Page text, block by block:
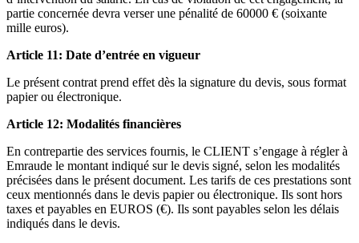
partie concernée devra verser une pénalité de 60000 € (soixante
mille euros).
Article 11: Date d’entrée en vigueur
Le présent contrat prend effet dès la signature du devis, sous format
papier ou électronique.
Article 12: Modalités financières
En contrepartie des services fournis, le CLIENT s’engage à régler à
Emraude le montant indiqué sur le devis signé, selon les modalités
précisées dans le présent document. Les tarifs de ces prestations sont
ceux mentionnés dans le devis papier ou électronique. Ils sont hors
taxes et payables en EUROS (€). Ils sont payables selon les délais
indiqués dans le devis.